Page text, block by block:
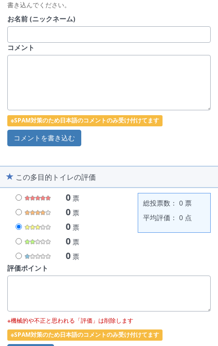
書き込んでください。
お名前 (ニックネーム)
コメント
※SPAM対策のため日本語のコメントのみ受け付けてます
この多目的トイレの評価
0 票
0 票
0 票
0 票
0 票
総投票数： 0 票
平均評価： 0 点
評価ポイント
※機械的や不正と思われる「評価」は削除します
※SPAM対策のため日本語のコメントのみ受け付けてます